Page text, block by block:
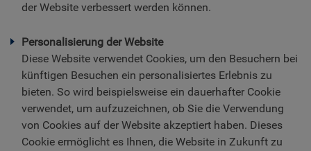
der Website verbessert werden können.
Personalisierung der Website
Diese Website verwendet Cookies, um den Besuchern bei
künftigen Besuchen ein personalisiertes Erlebnis zu
bieten. So wird beispielsweise ein dauerhafter Cookie
verwendet, um aufzuzeichnen, ob Sie die Verwendung
von Cookies auf der Website akzeptiert haben. Dieses
Cookie ermöglicht es Ihnen, die Website in Zukunft zu